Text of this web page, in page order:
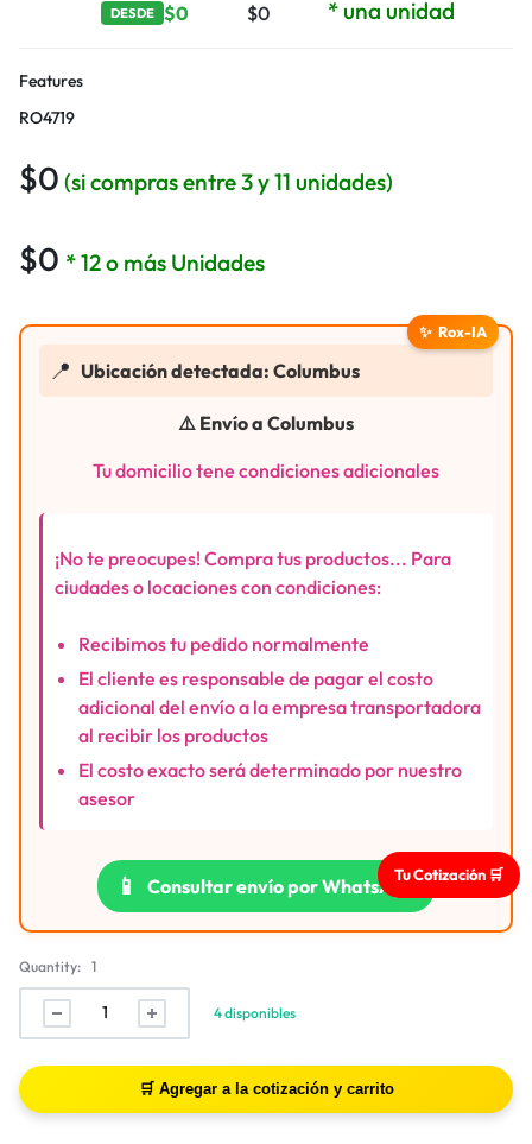
DESDE $0 $0 * una unidad
Features
RO4719
$0 (si compras entre 3 y 11 unidades)
$0 * 12 o más Unidades
✨ Rox-IA
📍 Ubicación detectada: Columbus
⚠️ Envío a Columbus
Tu domicilio tene condiciones adicionales
¡No te preocupes! Compra tus productos... Para
ciudades o locaciones con condiciones:
Recibimos tu pedido normalmente
El cliente es responsable de pagar el costo
adicional del envío a la empresa transportadora
al recibir los productos
El costo exacto será determinado por nuestro
asesor
📱 Consultar envío por WhatsApp
Quantity: 1
4 disponibles
Tu Cotización 🛒